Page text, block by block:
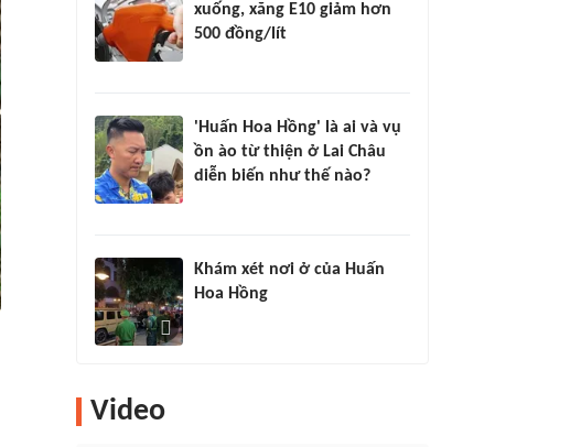
xuống, xăng E10 giảm hơn
500 đồng/lít
'Huấn Hoa Hồng' là ai và vụ
ồn ào từ thiện ở Lai Châu
diễn biến như thế nào?
Khám xét nơi ở của Huấn
Hoa Hồng
Video